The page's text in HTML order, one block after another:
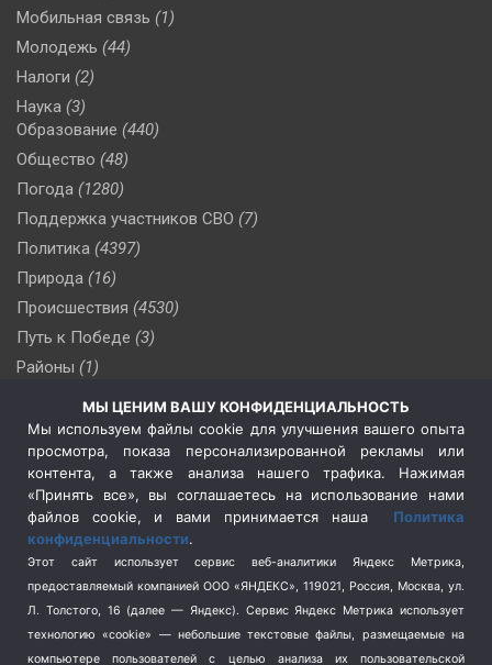
Мобильная связь (1)
Молодежь (44)
Налоги (2)
Наука (3)
Образование (440)
Общество (48)
Погода (1280)
Поддержка участников СВО (7)
Политика (4397)
Природа (16)
Происшествия (4530)
Путь к Победе (3)
Районы (1)
(510)
Сельское хозяйство (3)
Социальная политика
(3)
Спецоперация в Украине
Спецоперация на Украине
(404)
Спорт (740)
Терроризм (1)
Транспорт (262)
МЫ ЦЕНИМ ВАШУ КОНФИДЕНЦИАЛЬНОСТЬ
Мы используем файлы cookie для улучшения вашего опыта
просмотра, показа персонализированной рекламы или
контента, а также анализа нашего трафика. Нажимая
«Принять все», вы соглашаетесь на использование нами
файлов cookie, и вами принимается наша Политика
конфиденциальности.
Этот сайт использует сервис веб-аналитики Яндекс Метрика,
предоставляемый компанией ООО «ЯНДЕКС», 119021, Россия, Москва, ул.
Л. Толстого, 16 (далее — Яндекс). Сервис Яндекс Метрика использует
технологию «cookie» — небольшие текстовые файлы, размещаемые на
компьютере пользователей с целью анализа их пользовательской